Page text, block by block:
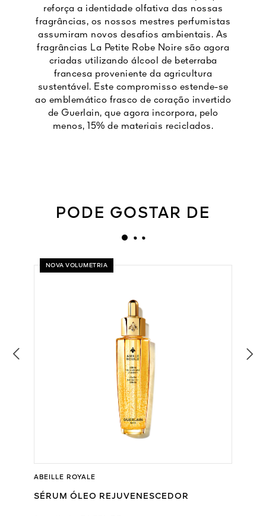
reforça a identidade olfativa das nossas
fragrâncias, os nossos mestres perfumistas
assumiram novos desafios ambientais. As
fragrâncias La Petite Robe Noire são agora
criadas utilizando álcool de beterraba
francesa proveniente da agricultura
sustentável. Este compromisso estende-se
ao emblemático frasco de coração invertido
de Guerlain, que agora incorpora, pelo
menos, 15% de materiais reciclados.
PODE GOSTAR DE
NOVA VOLUMETRIA
ABEILLE ROYALE
SÉRUM ÓLEO REJUVENESCEDOR